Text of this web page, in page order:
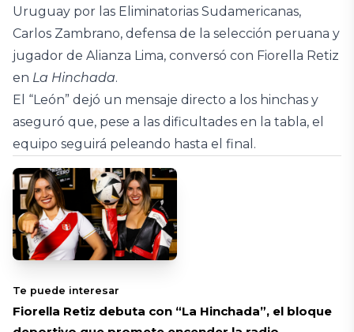
Uruguay por las Eliminatorias Sudamericanas,
Carlos Zambrano, defensa de la selección peruana y
jugador de Alianza Lima, conversó con Fiorella Retiz
en La Hinchada.
El “León” dejó un mensaje directo a los hinchas y
aseguró que, pese a las dificultades en la tabla, el
equipo seguirá peleando hasta el final.
Te puede interesar
Fiorella Retiz debuta con “La Hinchada”, el bloque